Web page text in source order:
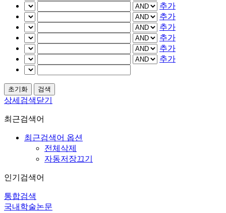
추가
추가
추가
추가
추가
추가
상세검색닫기
최근검색어
최근검색어 옵션
전체삭제
자동저장끄기
인기검색어
통합검색
국내학술논문